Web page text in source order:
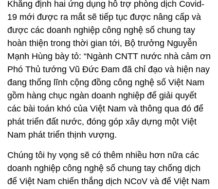
Khẳng định hai ứng dụng hỗ trợ phòng dịch Covid-
19 mới được ra mắt sẽ tiếp tục được nâng cấp và
được các doanh nghiệp công nghệ số chung tay
hoàn thiện trong thời gian tới, Bộ trưởng Nguyễn
Mạnh Hùng bày tỏ: “Ngành CNTT nước nhà cảm ơn
Phó Thủ tướng Vũ Đức Đam đã chỉ đạo và hiện nay
đang thống lĩnh cộng đồng công nghệ số Việt Nam
gồm hàng chục ngàn doanh nghiệp để giải quyết
các bài toán khó của Việt Nam và thông qua đó để
phát triển đất nước, đóng góp xây dựng một Việt
Nam phát triển thịnh vượng.
Chúng tôi hy vọng sẽ có thêm nhiều hơn nữa các
doanh nghiệp công nghệ số chung tay chống dịch
để Việt Nam chiến thắng dịch NCoV và để Việt Nam